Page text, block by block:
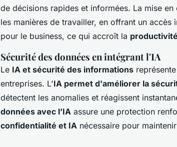
de décisions rapides et informées. La mise
les manières de travailler, en offrant un accès
pour le business, ce qui accroît la productivité
Sécurité des données en intégrant l'IA
Le IA et sécurité des informations
entreprises. L'IA permet d'améliorer la
détectent les anomalies et réagissent
données avec l’IA assure une protection
confidentialité et IA nécessaire pour